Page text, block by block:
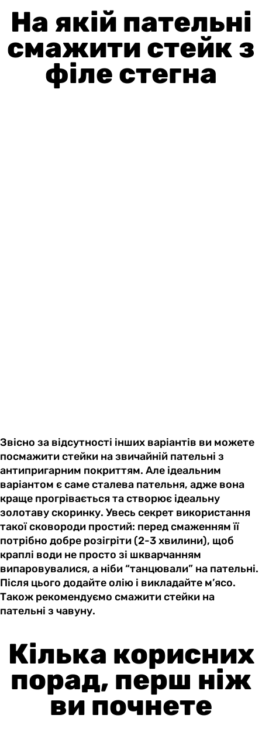
На якій пательні
смажити стейк з
філе стегна
Звісно за відсутності інших варіантів ви можете
посмажити стейки на звичайній пательні з
антипригарним покриттям. Але ідеальним
варіантом є саме сталева пательня, адже вона
краще прогрівається та створює ідеальну
золотаву скоринку. Увесь секрет використання
такої сковороди простий: перед смаженням її
потрібно добре розігріти (2-3 хвилини), щоб
краплі води не просто зі шкварчанням
випаровувалися, а ніби “танцювали” на пательні.
Після цього додайте олію і викладайте м’ясо.
Також рекомендуємо смажити стейки на
пательні з чавуну.
Кілька корисних
порад, перш ніж
ви почнете